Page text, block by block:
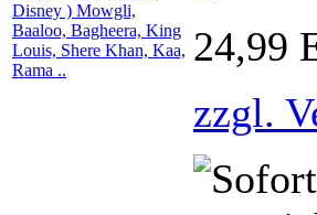
24,99
zzgl.